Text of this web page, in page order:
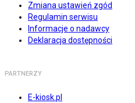
Zmiana ustawień zgód
Regulamin serwisu
Informacje o nadawcy
Deklaracja dostępności
PARTNERZY
E-kiosk.pl